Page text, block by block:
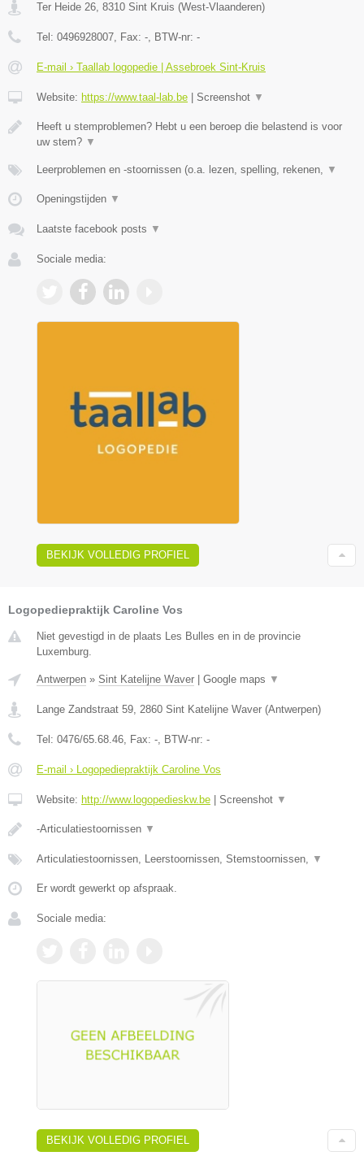
Ter Heide 26, 8310 Sint Kruis (West-Vlaanderen)
Tel: 0496928007, Fax: -, BTW-nr: -
E-mail › Taallab logopedie | Assebroek Sint-Kruis
Website: https://www.taal-lab.be Screenshot ▼
Heeft u stemproblemen? Hebt u een beroep die belastend is voor
uw stem? ▼
Leerproblemen en -stoornissen (o.a. lezen, spelling, rekenen, ▼
Openingstijden ▼
Laatste facebook posts ▼
Sociale media:
BEKIJK VOLLEDIG PROFIEL
Logopediepraktijk Caroline Vos
Niet gevestigd in de plaats Les Bulles en in de provincie
Luxemburg.
Antwerpen » Sint Katelijne Waver Google maps ▼
Lange Zandstraat 59, 2860 Sint Katelijne Waver (Antwerpen)
Tel: 0476/65.68.46, Fax: -, BTW-nr: -
E-mail › Logopediepraktijk Caroline Vos
Website: http://www.logopedieskw.be Screenshot ▼
-Articulatiestoornissen ▼
Articulatiestoornissen, Leerstoornissen, Stemstoornissen, ▼
Er wordt gewerkt op afspraak.
Sociale media:
BEKIJK VOLLEDIG PROFIEL